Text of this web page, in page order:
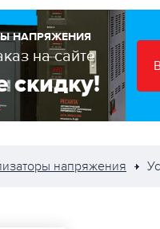
НАПРЯЖЕНИЯ
на сайте
скидку!
напряжения